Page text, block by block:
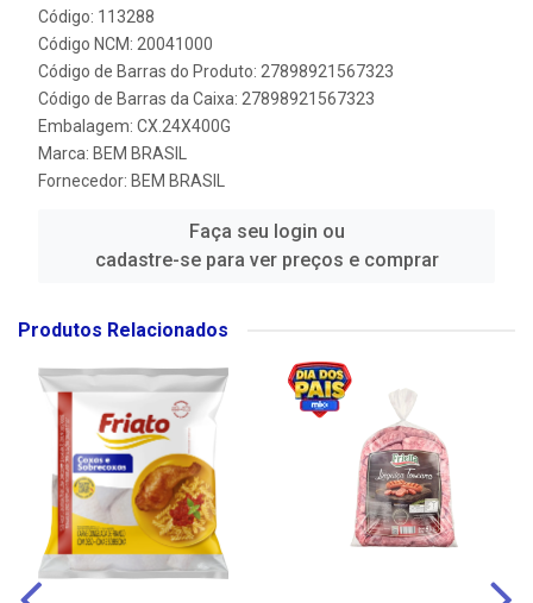
Código: 113288
Código NCM: 20041000
Código de Barras do Produto: 27898921567323
Código de Barras da Caixa: 27898921567323
Embalagem: CX.24X400G
Marca: BEM BRASIL
Fornecedor: BEM BRASIL
Faça seu login ou
cadastre-se para ver preços e comprar
Produtos Relacionados